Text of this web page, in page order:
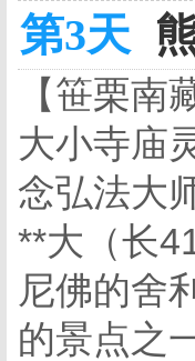
第3天
【笹栗
大小寺庙
念弘法大
**大（长
尼佛的舍
的景点之